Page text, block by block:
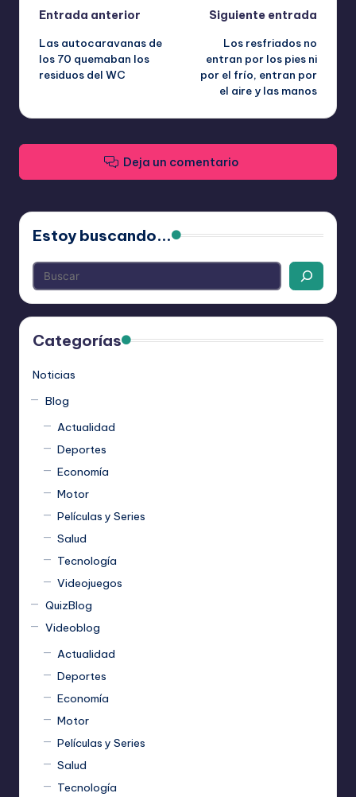
Navegación
de
entradas
Entrada anterior
Las autocaravanas de
los 70 quemaban los
residuos del WC
Siguiente entrada
Los resfriados no
entran por los pies ni
por el frío, entran por
el aire y las manos
Deja un comentario
Estoy buscando...
Categorías
Noticias
Blog
Actualidad
Deportes
Economía
Motor
Películas y Series
Salud
Tecnología
Videojuegos
QuizBlog
Videoblog
Actualidad
Deportes
Economía
Motor
Películas y Series
Salud
Tecnología